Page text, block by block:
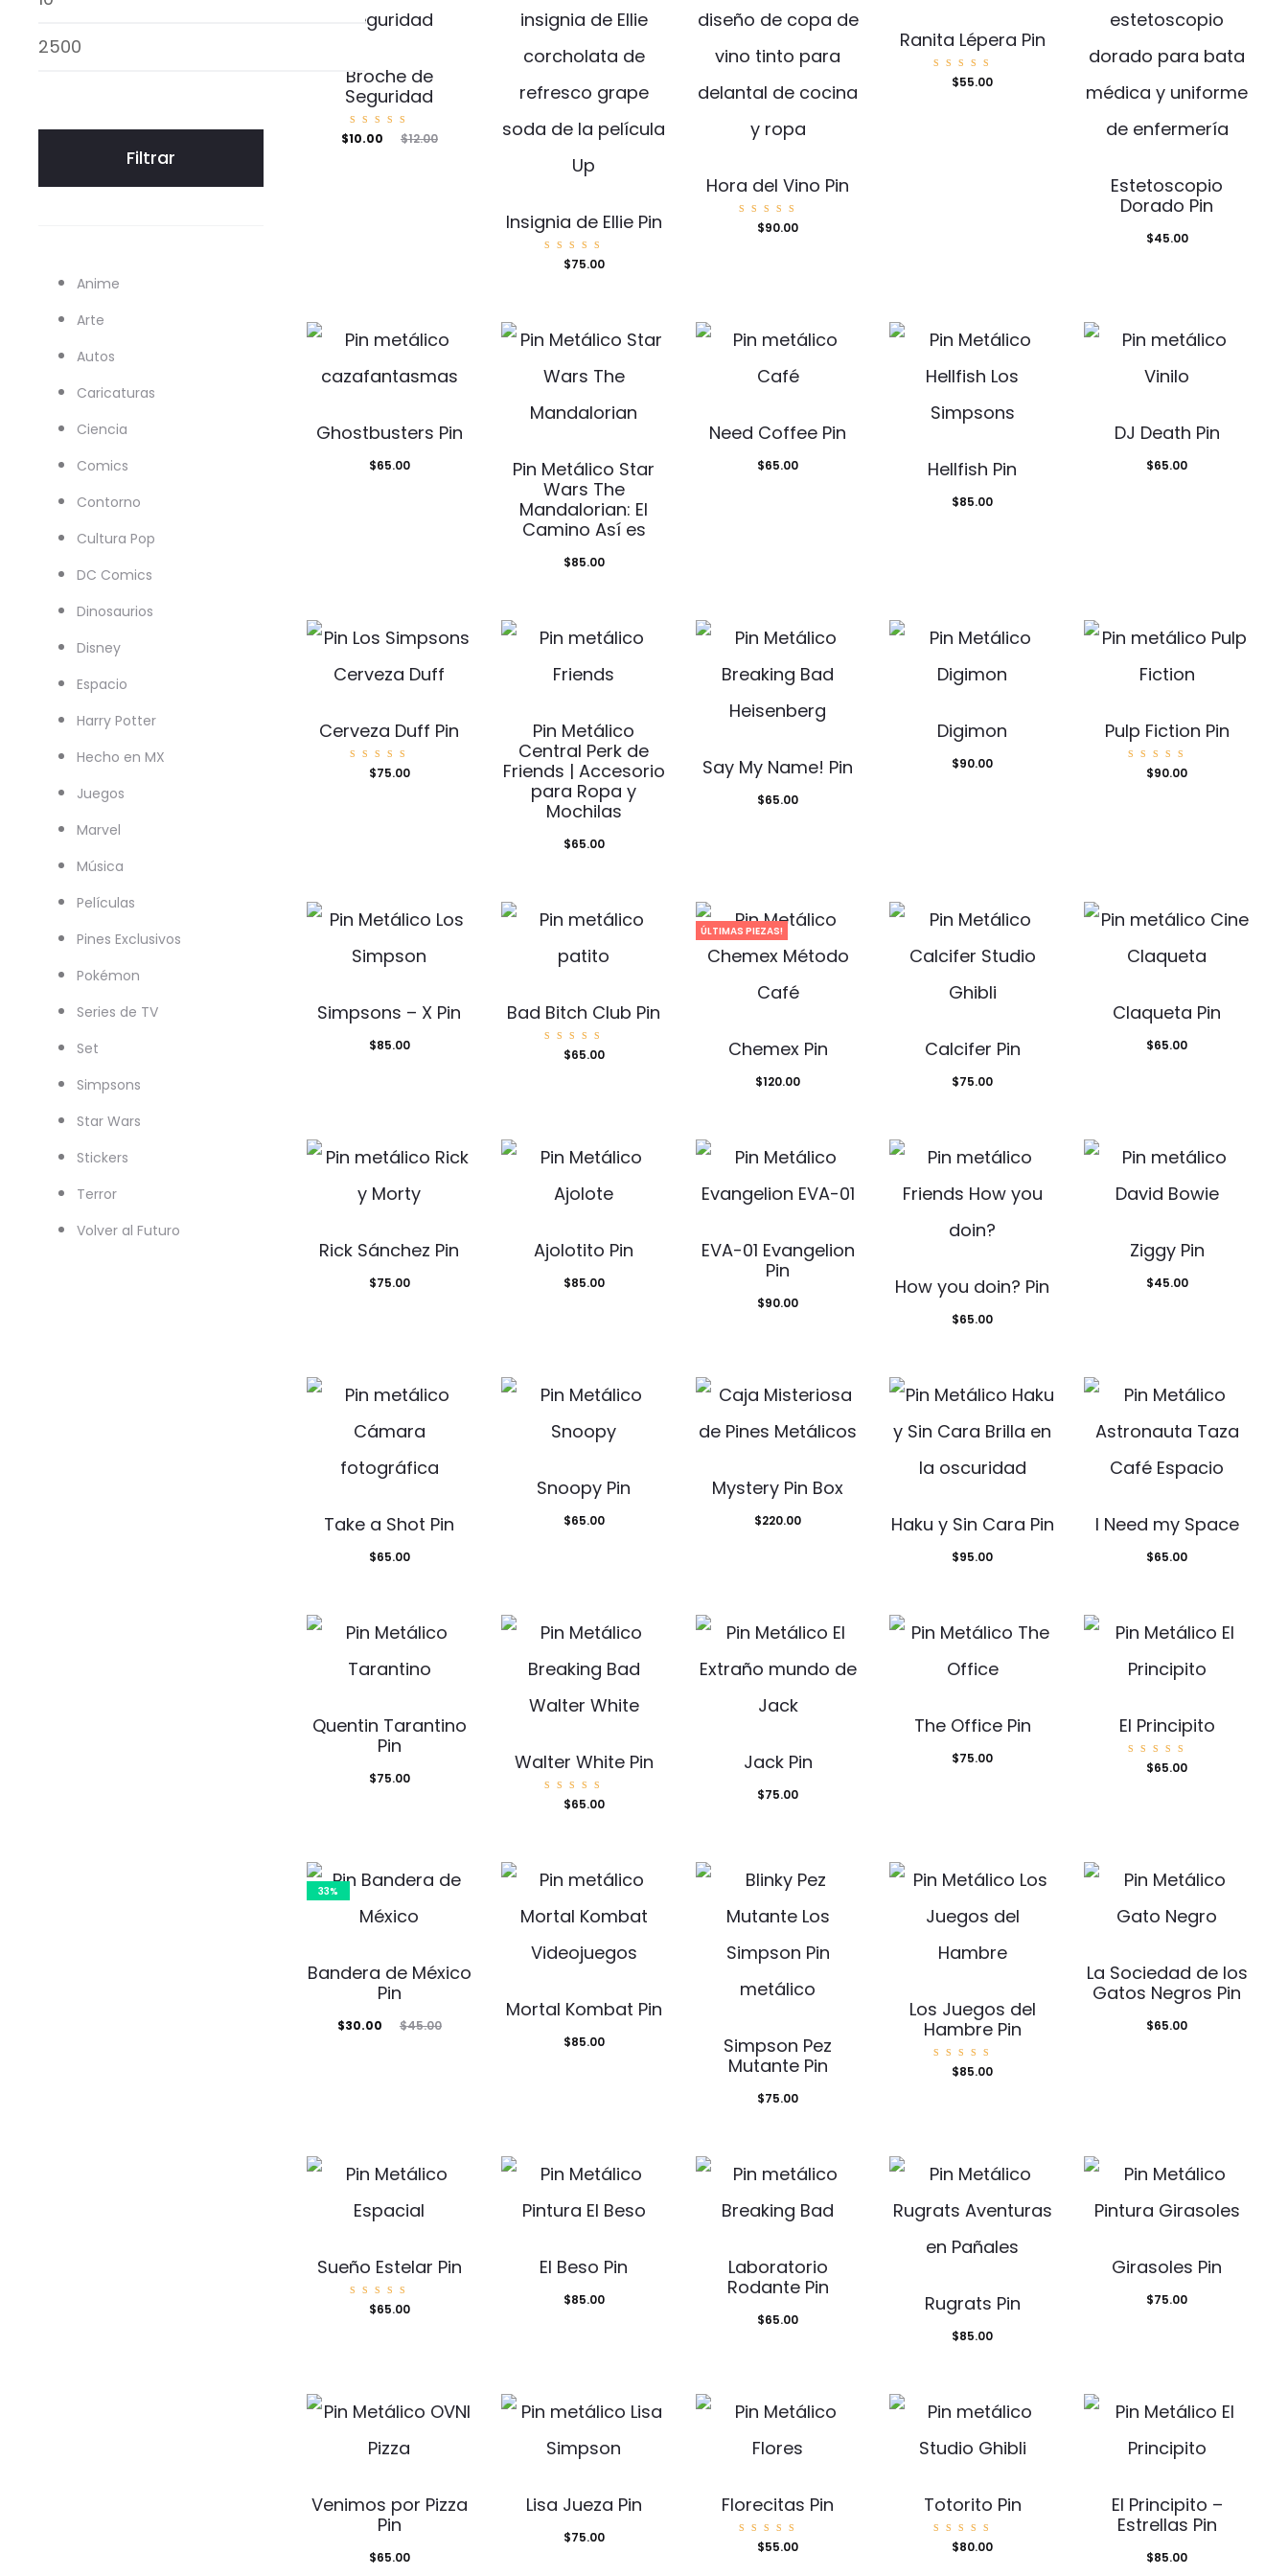
Broche de
Seguridad
Valorad
o con
$12.00
El
$10.00
Insignia de Ellie Pin
Valorad
o con
$75.00
Hora del Vino Pin
Valorad
o con
$90.00
Ranita Lépera Pin
Valorad
o con
$55.00
Estetoscopio
Dorado Pin
$45.00
Ghostbusters Pin
$65.00
Pin Metálico Star
Wars The
Mandalorian: El
Camino Así es
$85.00
Need Coffee Pin
$65.00 Hellfish Pin
$85.00
DJ Death Pin
$65.00
Cerveza Duff Pin
Valorad
o con
$75.00
Pin Metálico
Central Perk de
Friends | Accesorio
para Ropa y
Mochilas
$65.00
Say My Name! Pin
$65.00
Digimon
$90.00
Pulp Fiction Pin
Valorad
o con
$90.00
Simpsons – X Pin
$85.00
Bad Bitch Club Pin
Valorad
o con
$65.00
ÚLTIMAS PIEZAS!
Chemex Pin
$120.00
Calcifer Pin
$75.00
Claqueta Pin
$65.00
Rick Sánchez Pin
$75.00
Ajolotito Pin
$85.00
EVA-01 Evangelion
Pin
$90.00
How you doin? Pin
$65.00
Ziggy Pin
$45.00
Take a Shot Pin
$65.00
Snoopy Pin
$65.00
Mystery Pin Box
$220.00 Haku y Sin Cara Pin
$95.00
I Need my Space
$65.00
Quentin Tarantino
Pin
$75.00
Walter White Pin
Valorad
o con
$65.00
Jack Pin
$75.00
The Office Pin
$75.00
El Principito
Valorad
o con
$65.00
33%
Bandera de México
Pin
$45.00
El
$30.00
Mortal Kombat Pin
$85.00
Simpson Pez
Mutante Pin
$75.00
Los Juegos del
Hambre Pin
Valorad
o con
$85.00
La Sociedad de los
Gatos Negros Pin
$65.00
Sueño Estelar Pin
Valorad
o con
$65.00
El Beso Pin
$85.00
Laboratorio
Rodante Pin
$65.00
Rugrats Pin
$85.00
Girasoles Pin
$75.00
Venimos por Pizza
Pin
$65.00
Lisa Jueza Pin
$75.00
Florecitas Pin
Valorad
o con
$55.00
Totorito Pin
Valorad
o con
$80.00
El Principito –
Estrellas Pin
$85.00
Precio
Filtrar
Anime
Arte
Autos
Caricaturas
Ciencia
Comics
Contorno
Cultura Pop
DC Comics
Dinosaurios
Disney
Espacio
Harry Potter
Hecho en MX
Juegos
Marvel
Música
Películas
Pines Exclusivos
Pokémon
Series de TV
Set
Simpsons
Star Wars
Stickers
Terror
Volver al Futuro